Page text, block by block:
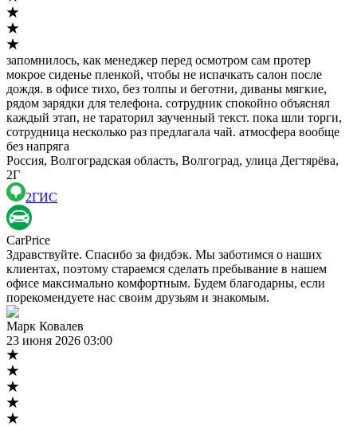
запомнилось, как менеджер перед осмотром сам протер
мокрое сиденье пленкой, чтобы не испачкать салон после
дождя. в офисе тихо, без толпы и беготни, диваны мягкие,
рядом зарядки для телефона. сотрудник спокойно объяснял
каждый этап, не тараторил заученный текст. пока шли торги,
сотрудница несколько раз предлагала чай. атмосфера вообще
без напряга
Россия, Волгоградская область, Волгоград, улица Дегтярёва,
2Г
2ГИС
CarPrice
Здравствуйте. Спасибо за фидбэк. Мы заботимся о наших
клиентах, поэтому стараемся сделать пребывание в нашем
офисе максимально комфортным. Будем благодарны, если
порекомендуете нас своим друзьям и знакомым.
Марк Ковалев
23 июня 2026 03:00